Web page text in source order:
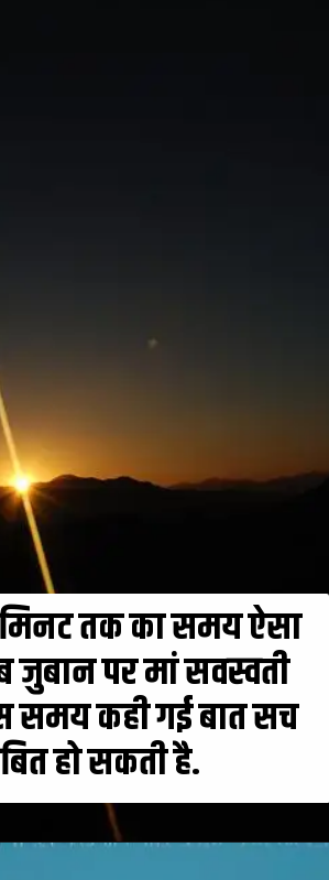
तक का समय ऐसा
जुबान पर मां सवस्वती
समय कही गई बात सच
हो सकती है.